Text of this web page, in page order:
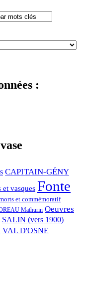
:
CAPITAIN-GÉNY
et vasques Fonte
et commémoratif
Mathurin Oeuvres
SALIN (vers 1900)
VAL D'OSNE